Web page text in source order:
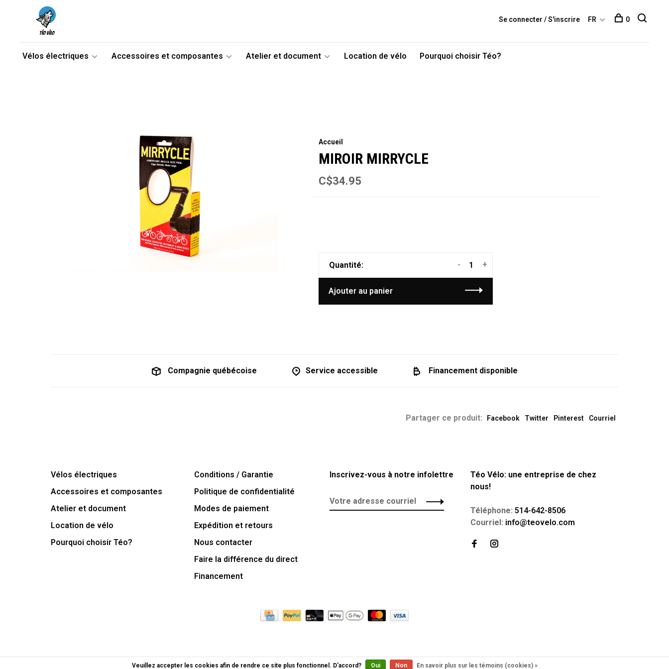
Vélos électriques Accessoires et composantes Atelier et document Location de vélo Pourquoi choisir Téo?
Se connecter / S'inscrire FR 0
Accueil
MIROIR MIRRYCLE
C$34.95
Quantité: +
-
Ajouter au panier
Compagnie québécoise Service accessible Financement disponible
Partager ce produit: Facebook Twitter Pinterest Courriel
Vélos électriques
Accessoires et composantes
Atelier et document
Location de vélo
Pourquoi choisir Téo?
Conditions / Garantie
Politique de confidentialité
Modes de paiement
Expédition et retours
Nous contacter
Faire la différence du direct
Financement
Inscrivez-vous à notre infolettre
Téo Vélo: une entreprise de chez
nous!
Téléphone: 514-642-8506
Courriel: info@teovelo.com
Veuillez accepter les cookies afin de rendre ce site plus fonctionnel. D'accord? Oui Non En savoir plus sur les témoins (cookies) »